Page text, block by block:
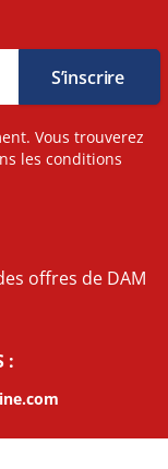
Vous trouverez
les conditions
offres de DAM
: